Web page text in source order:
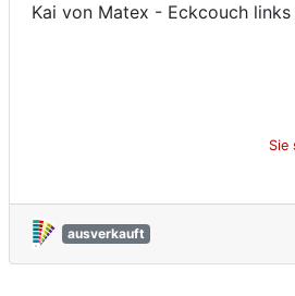
Kai von Matex - Eckcouch
Sie
ausverkauft